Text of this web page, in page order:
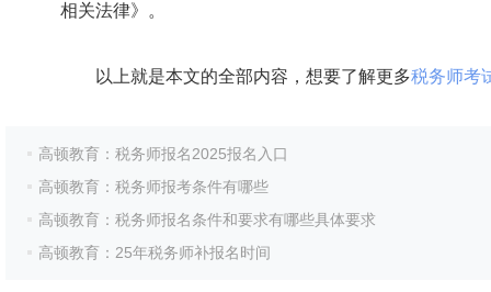
相关法律》。
以上就是本文的全部内容，想要了解更多税务师考
高顿教育：税务师报名2025报名入口
高顿教育：税务师报考条件有哪些
高顿教育：税务师报名条件和要求有哪些具体要求
高顿教育：25年税务师补报名时间